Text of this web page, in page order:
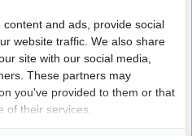
and ads, provide social
website traffic. We also share
site with our social media,
These partners may
you've provided to them or that
of their services.